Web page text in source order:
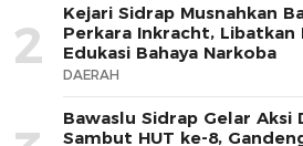
2
Kejari Sidrap Musnahkan
Perkara Inkracht,
Edukasi Bahaya Narkoba
DAERAH
Bawaslu Sidrap Gelar Aksi
Sambut HUT ke-8,